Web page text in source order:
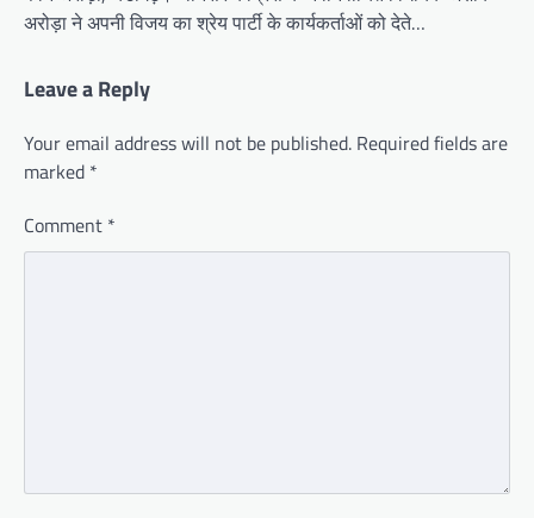
अरोड़ा ने अपनी विजय का श्रेय पार्टी के कार्यकर्ताओं को देते…
Leave a Reply
Your email address will not be published. Required fields are
marked *
Comment *